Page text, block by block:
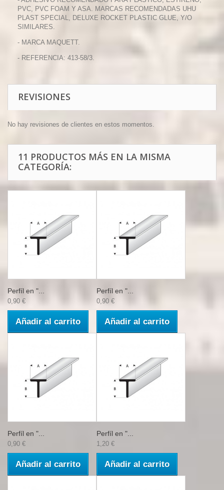
PVC, PVC FOAM Y ASA. MARCAS RECOMENDADAS UHU
PLAST SPECIAL, DELUXE ROCKET PLASTIC GLUE, Y/O
SIMILARES.
- MARCA MAQUETT.
- REFERENCIA: 413-58/3.
REVISIONES
No hay revisiones de clientes en estos momentos.
11 PRODUCTOS MÁS EN LA MISMA
CATEGORÍA:
Perfíl en "...
0,90 €
Añadir al carrito
Perfíl en "...
0,90 €
Añadir al carrito
Perfíl en "...
0,90 €
Añadir al carrito
Perfíl en "...
1,20 €
Añadir al carrito